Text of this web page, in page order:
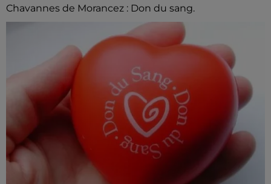
Chavannes de Morancez : Don du sang.